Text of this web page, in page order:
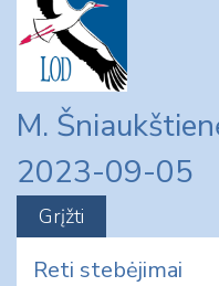
content
M.
2023-09-05
Reti stebėjimai